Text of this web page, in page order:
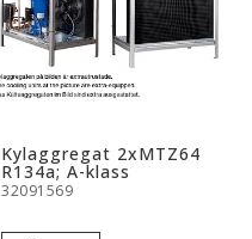
Kylaggregat 2xMTZ64
R134a; A-klass
32091569